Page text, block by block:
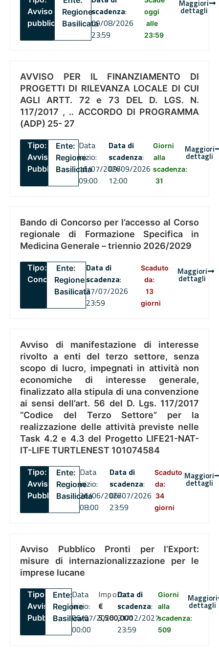
Avviso
pubblico
Regione
Basilicata
scadenza:
09/08/2026
23:59
oggi
alle
23:59
Maggiori
dettagli
AVVISO PER IL FINANZIAMENTO DI
PROGETTI DI RILEVANZA LOCALE DI CUI
AGLI ARTT. 72 e 73 DEL D. LGS. N.
117/2017 , .. ACCORDO DI PROGRAMMA
(ADP) 25- 27
Tipo:
Avviso
Pubblico
Ente:
Regione
Basilicata
Data
inizio:
16/07/2026
09:00
Data di
scadenza:
09/09/2026
12:00
Giorni
alla
scadenza:
31
Maggiori
dettagli
Bando di Concorso per l’accesso al Corso
regionale di Formazione Specifica in
Medicina Generale – triennio 2026/2029
Tipo:
Concorsi
Ente:
Regione
Basilicata
Data di
scadenza:
27/07/2026
23:59
Scaduto
da:
13
giorni
Maggiori
dettagli
Avviso di manifestazione di interesse
rivolto a enti del terzo settore, senza
scopo di lucro, impegnati in attività non
economiche di interesse generale,
finalizzato alla stipula di una convenzione
ai sensi dell’art. 56 del D. Lgs. 117/2017
“Codice del Terzo Settore” per la
realizzazione delle attività previste nelle
Task 4.2 e 4.3 del Progetto LIFE21-NAT-
IT-LIFE TURTLENEST 101074584
Tipo:
Avviso
Pubblico
Ente:
Regione
Basilicata
Data
inizio:
26/06/2026
08:00
Data di
scadenza:
06/07/2026
23:59
Scaduto
da:
34
giorni
Maggiori
dettagli
Avviso Pubblico Pronti per l’Export:
misure di internazionalizzazione per le
imprese lucane
Tipo:
Avviso
Pubblico
Ente:
Regione
Basilicata
Data
inizio:
06/07/2026
00:00
Importo
€
5,500,000
Data di
scadenza:
31/12/2027
23:59
Giorni
alla
scadenza:
509
Maggiori
dettagli